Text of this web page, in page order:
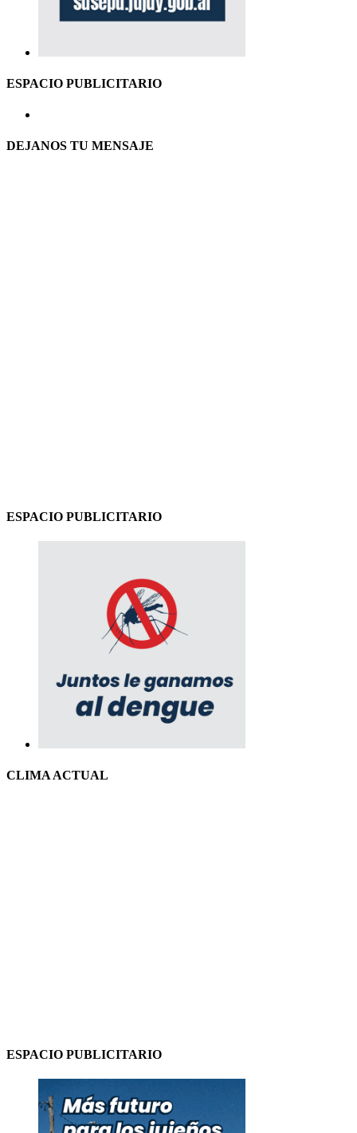
ESPACIO PUBLICITARIO
DEJANOS TU MENSAJE
ESPACIO PUBLICITARIO
CLIMA ACTUAL
ESPACIO PUBLICITARIO